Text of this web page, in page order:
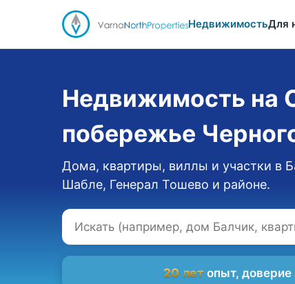
НедвижимостьДля
Недвижимость на
побережье
Дома, квартиры, виллы и участки в
Шабле, Генерал Тошево и районе.
20 лет опыт,